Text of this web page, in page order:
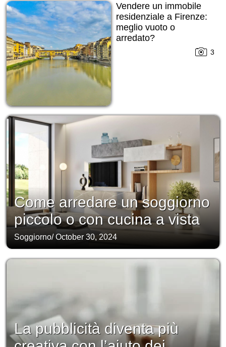
Vendere un immobile
residenziale a Firenze:
meglio vuoto o
arredato?
3
Come arredare un soggiorno
piccolo o con cucina a vista
Soggiorno/October 30, 2024
La pubblicità diventa più